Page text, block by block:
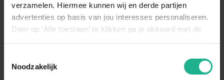
verzamelen. Hiermee kunnen wij en derde partijen
advertenties op basis van jou interesses personaliseren.
Door op ‘Alle toestaan’ te klikken ga je akkoord met de
decookieverklaring op onze website.
Noodzakelijk
Schoenlappersplant